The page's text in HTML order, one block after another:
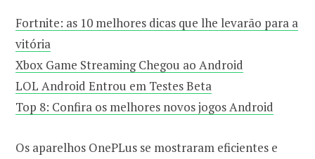
Fortnite: as 10 melhores dicas que lhe levarão para a
vitória
Xbox Game Streaming Chegou ao Android
LOL Android Entrou em Testes Beta
Top 8: Confira os melhores novos jogos Android
Os aparelhos OnePLus se mostraram eficientes e